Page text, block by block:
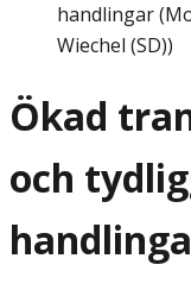
handlingar
Wiechel (SD))
Ökad
och